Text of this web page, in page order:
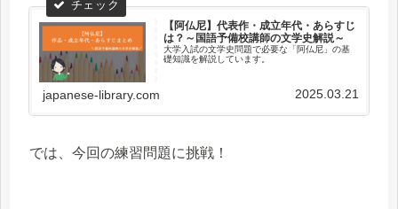
【阿仏尼】代表作・成立年代・あらすじ
は？～国語予備校講師の文学史解説～
大学入試の文学史問題で必要な「阿仏尼」の基
礎知識を解説しています。
japanese-library.com 2025.03.21
では、今回の練習問題に挑戦！